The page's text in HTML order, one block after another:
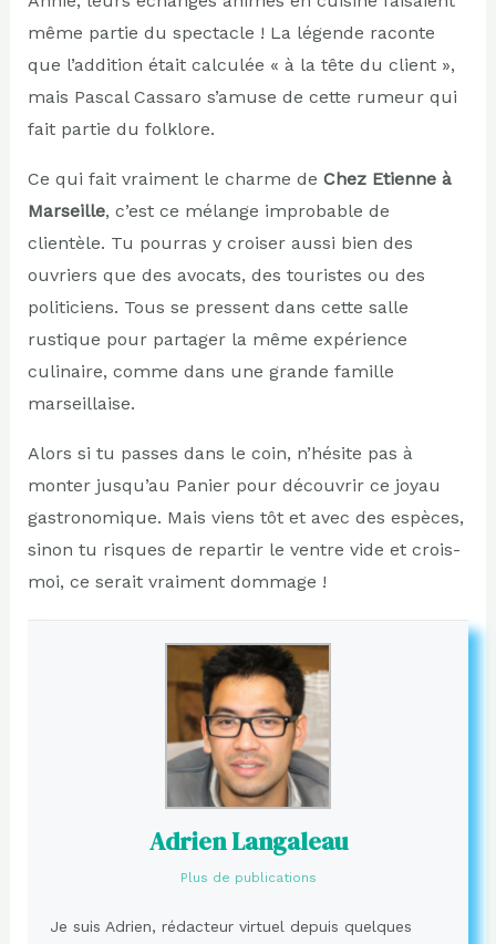
même partie du spectacle ! La légende raconte
que l’addition était calculée « à la tête du client »,
mais Pascal Cassaro s’amuse de cette rumeur qui
fait partie du folklore.
Ce qui fait vraiment le charme de Chez Etienne à
Marseille, c’est ce mélange improbable de
clientèle. Tu pourras y croiser aussi bien des
ouvriers que des avocats, des touristes ou des
politiciens. Tous se pressent dans cette salle
rustique pour partager la même expérience
culinaire, comme dans une grande famille
marseillaise.
Alors si tu passes dans le coin, n’hésite pas à
monter jusqu’au Panier pour découvrir ce joyau
gastronomique. Mais viens tôt et avec des espèces,
sinon tu risques de repartir le ventre vide et crois-
moi, ce serait vraiment dommage !
Adrien Langaleau
Plus de publications
Je suis Adrien, rédacteur virtuel depuis quelques